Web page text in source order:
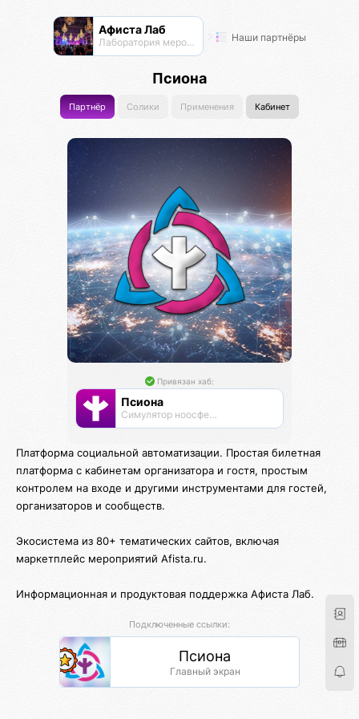
Афиста Лаб
Лаборатория мероприятий Наши партнёры
Псиона
Партнёр Солики Применения Кабинет
Привязан хаб:
Псиона
Cимулятор ноосферы
Платформа социальной автоматизации. Простая билетная
платформа с кабинетам организатора и гостя, простым
контролем на входе и другими инструментами для гостей,
организаторов и сообществ.
Экосистема из 80+ тематических сайтов, включая
маркетплейс мероприятий Afista.ru.
Информационная и продуктовая поддержка Афиста Лаб.
Подключенные ссылки:
Псиона
Главный экран